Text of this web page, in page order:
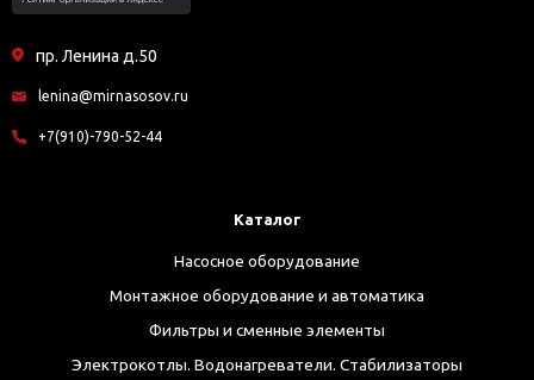
пр. Ленина д.50
lenina@mirnasosov.ru
+7(910)-790-52-44
Каталог
Насосное оборудование
Монтажное оборудование и автоматика
Фильтры и сменные элементы
Электрокотлы. Водонагреватели. Стабилизаторы